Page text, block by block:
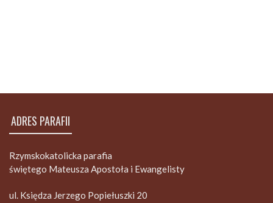
ADRES PARAFII
Rzymskokatolicka parafia
świętego Mateusza Apostoła i Ewangelisty
ul. Księdza Jerzego Popiełuszki 20